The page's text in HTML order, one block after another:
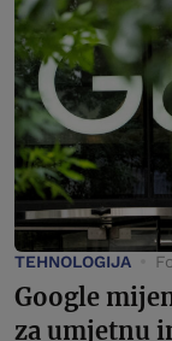
TEHNOLOGIJA
Google
za umjetnu